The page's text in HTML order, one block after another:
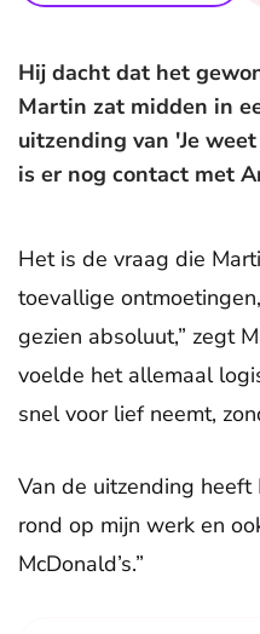
Hij dacht dat het
Martin zat midden in
uitzending van 'Je
is er nog contact met
Het is de vraag die
toevallige
gezien absoluut,” zegt
voelde het allemaal
snel voor lief neemt,
Van de uitzending
rond op mijn werk en
McDonald’s.”